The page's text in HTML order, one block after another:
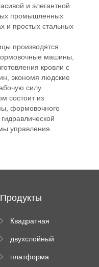
и элегантной
промышленных
и простых стальных
производятся
машины,
кровли с
экономя людские
силу.
состоит из
формовочного
управления.
Продукты
Квадратная
машина
двухслойный
пресс
платформа